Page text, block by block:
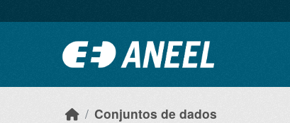
Conjuntos de dados